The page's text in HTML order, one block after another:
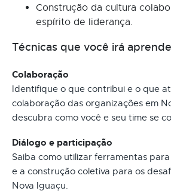
Construção da cultura
espírito de liderança.
Técnicas que você irá
Colaboração
Identifique o que contribui e o que
colaboração das organizações em
descubra como você e seu time se
Diálogo e participação
Saiba como utilizar ferramentas
e a construção coletiva para os
Nova Iguaçu.